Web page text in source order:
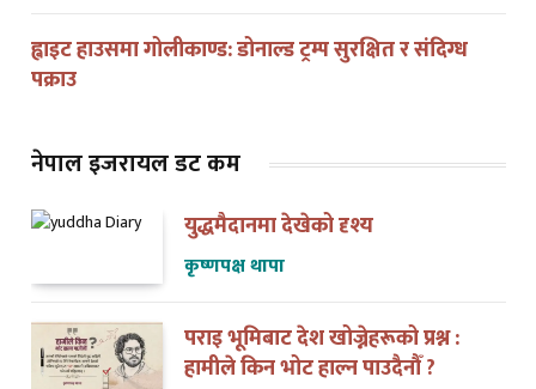
ह्वाइट हाउसमा गोलीकाण्ड: डोनाल्ड ट्रम्प सुरक्षित र संदिग्ध
पक्राउ
नेपाल इजरायल डट कम
युद्धमैदानमा देखेको दृश्य
कृष्णपक्ष थापा
पराइ भूमिबाट देश खोज्नेहरूको प्रश्न :
हामीले किन भोट हाल्न पाउदैनौँ ?